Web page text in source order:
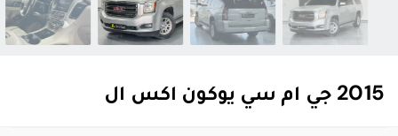
2015 جي ام سي يوكون اكس ال